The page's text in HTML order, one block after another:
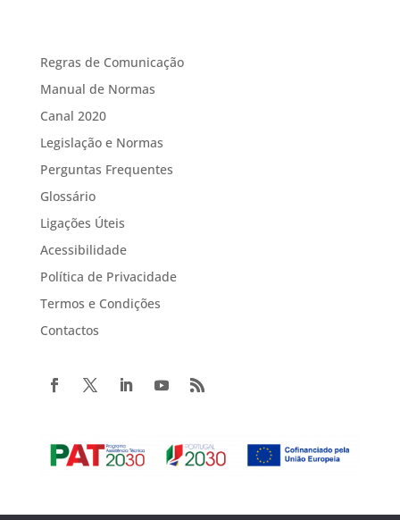
Regras de Comunicação
Manual de Normas
Canal 2020
Legislação e Normas
Perguntas Frequentes
Glossário
Ligações Úteis
Acessibilidade
Política de Privacidade
Termos e Condições
Contactos